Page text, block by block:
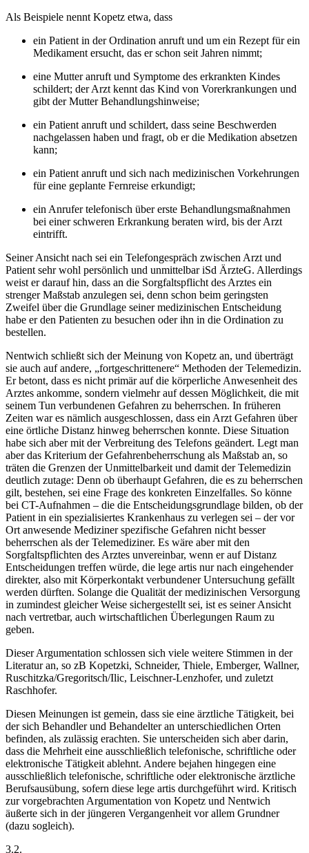
Als Beispiele nennt Kopetz etwa, dass
ein Patient in der Ordination anruft und um ein Rezept für ein
Medikament ersucht, das er schon seit Jahren nimmt;
eine Mutter anruft und Symptome des erkrankten Kindes
schildert; der Arzt kennt das Kind von Vorerkrankungen und
gibt der Mutter Behandlungshinweise;
ein Patient anruft und schildert, dass seine Beschwerden
nachgelassen haben und fragt, ob er die Medikation absetzen
kann;
ein Patient anruft und sich nach medizinischen Vorkehrungen
für eine geplante Fernreise erkundigt;
ein Anrufer telefonisch über erste Behandlungsmaßnahmen
bei einer schweren Erkrankung beraten wird, bis der Arzt
eintrifft.
Seiner Ansicht nach sei ein Telefongespräch zwischen Arzt und
Patient sehr wohl persönlich und unmittelbar iSd ÄrzteG. Allerdings
weist er darauf hin, dass an die Sorgfaltspflicht des Arztes ein
strenger Maßstab anzulegen sei, denn schon beim geringsten
Zweifel über die Grundlage seiner medizinischen Entscheidung
habe er den Patienten zu besuchen oder ihn in die Ordination zu
bestellen.
Nentwich schließt sich der Meinung von Kopetz an, und überträgt
sie auch auf andere, „fortgeschrittenere“ Methoden der Telemedizin.
Er betont, dass es nicht primär auf die körperliche Anwesenheit des
Arztes ankomme, sondern vielmehr auf dessen Möglichkeit, die mit
seinem Tun verbundenen Gefahren zu beherrschen. In früheren
Zeiten war es nämlich ausgeschlossen, dass ein Arzt Gefahren über
eine örtliche Distanz hinweg beherrschen konnte. Diese Situation
habe sich aber mit der Verbreitung des Telefons geändert. Legt man
aber das Kriterium der Gefahrenbeherrschung als Maßstab an, so
träten die Grenzen der Unmittelbarkeit und damit der Telemedizin
deutlich zutage: Denn ob überhaupt Gefahren, die es zu beherrschen
gilt, bestehen, sei eine Frage des konkreten Einzelfalles. So könne
bei CT-Aufnahmen – die die Entscheidungsgrundlage bilden, ob der
Patient in ein spezialisiertes Krankenhaus zu verlegen sei – der vor
Ort anwesende Mediziner spezifische Gefahren nicht besser
beherrschen als der Telemediziner. Es wäre aber mit den
Sorgfaltspflichten des Arztes unvereinbar, wenn er auf Distanz
Entscheidungen treffen würde, die lege artis nur nach eingehender
direkter, also mit Körperkontakt verbundener Untersuchung gefällt
werden dürften. Solange die Qualität der medizinischen Versorgung
in zumindest gleicher Weise sichergestellt sei, ist es seiner Ansicht
nach vertretbar, auch wirtschaftlichen Überlegungen Raum zu
geben.
Dieser Argumentation schlossen sich viele weitere Stimmen in der
Literatur an, so zB Kopetzki, Schneider, Thiele, Emberger, Wallner,
Ruschitzka/Gregoritsch/Ilic, Leischner-Lenzhofer, und zuletzt
Raschhofer.
Diesen Meinungen ist gemein, dass sie eine ärztliche Tätigkeit, bei
der sich Behandler und Behandelter an unterschiedlichen Orten
befinden, als zulässig erachten. Sie unterscheiden sich aber darin,
dass die Mehrheit eine ausschließlich telefonische, schriftliche oder
elektronische Tätigkeit ablehnt. Andere bejahen hingegen eine
ausschließlich telefonische, schriftliche oder elektronische ärztliche
Berufsausübung, sofern diese lege artis durchgeführt wird. Kritisch
zur vorgebrachten Argumentation von Kopetz und Nentwich
äußerte sich in der jüngeren Vergangenheit vor allem Grundner
(dazu sogleich).
3.2.